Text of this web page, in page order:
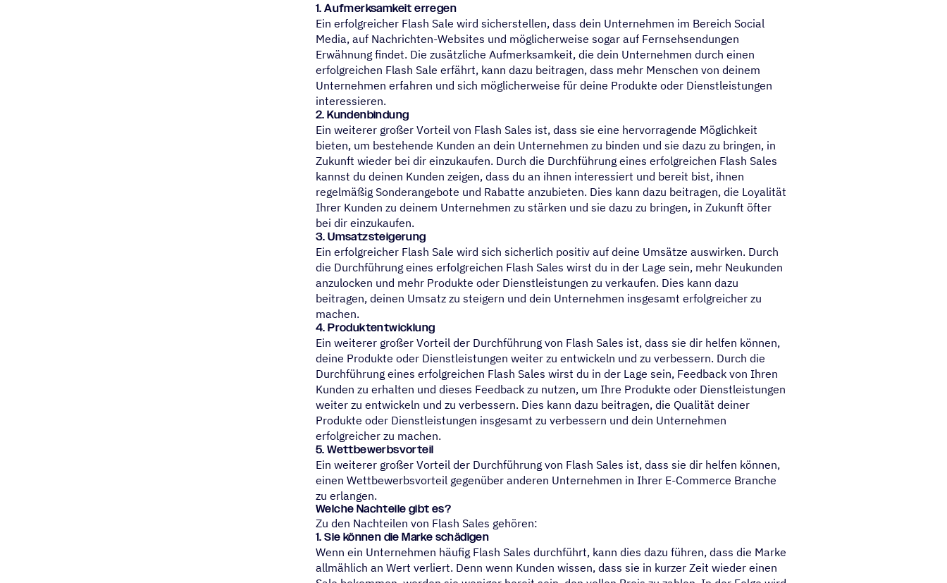
1.Aufmerksamkeit erregen
Ein erfolgreicher Flash Sale wird sicherstellen, dass dein Unternehmen im Bereich Social
Media, auf Nachrichten-Websites und möglicherweise sogar auf Fernsehsendungen
Erwähnung findet. Die zusätzliche Aufmerksamkeit, die dein Unternehmen durch einen
erfolgreichen Flash Sale erfährt, kann dazu beitragen, dass mehr Menschen von deinem
Unternehmen erfahren und sich möglicherweise für deine Produkte oder Dienstleistungen
interessieren.
2.Kundenbindung
Ein weiterer großer Vorteil von Flash Sales ist, dass sie eine hervorragende Möglichkeit
bieten, um bestehende Kunden an dein Unternehmen zu binden und sie dazu zu bringen, in
Zukunft wieder bei dir einzukaufen. Durch die Durchführung eines erfolgreichen Flash Sales
kannst du deinen Kunden zeigen, dass du an ihnen interessiert und bereit bist, ihnen
regelmäßig Sonderangebote und Rabatte anzubieten. Dies kann dazu beitragen, die Loyalität
Ihrer Kunden zu deinem Unternehmen zu stärken und sie dazu zu bringen, in Zukunft öfter
bei dir einzukaufen.
3.Umsatzsteigerung
Ein erfolgreicher Flash Sale wird sich sicherlich positiv auf deine Umsätze auswirken. Durch
die Durchführung eines erfolgreichen Flash Sales wirst du in der Lage sein, mehr Neukunden
anzulocken und mehr Produkte oder Dienstleistungen zu verkaufen. Dies kann dazu
beitragen, deinen Umsatz zu steigern und dein Unternehmen insgesamt erfolgreicher zu
machen.
4.Produktentwicklung
Ein weiterer großer Vorteil der Durchführung von Flash Sales ist, dass sie dir helfen können,
deine Produkte oder Dienstleistungen weiter zu entwickeln und zu verbessern. Durch die
Durchführung eines erfolgreichen Flash Sales wirst du in der Lage sein, Feedback von Ihren
Kunden zu erhalten und dieses Feedback zu nutzen, um Ihre Produkte oder Dienstleistungen
weiter zu entwickeln und zu verbessern. Dies kann dazu beitragen, die Qualität deiner
Produkte oder Dienstleistungen insgesamt zu verbessern und dein Unternehmen
erfolgreicher zu machen.
5.Wettbewerbsvorteil
Ein weiterer großer Vorteil der Durchführung von Flash Sales ist, dass sie dir helfen können,
einen Wettbewerbsvorteil gegenüber anderen Unternehmen in Ihrer E-Commerce Branche
zu erlangen.
Welche Nach­teile gibt es?
Zu den Nachteilen von Flash Sales gehören:
1.Sie können die Marke schädigen
Wenn ein Unternehmen häufig Flash Sales durchführt, kann dies dazu führen, dass die Marke
allmählich an Wert verliert. Denn wenn Kunden wissen, dass sie in kurzer Zeit wieder einen